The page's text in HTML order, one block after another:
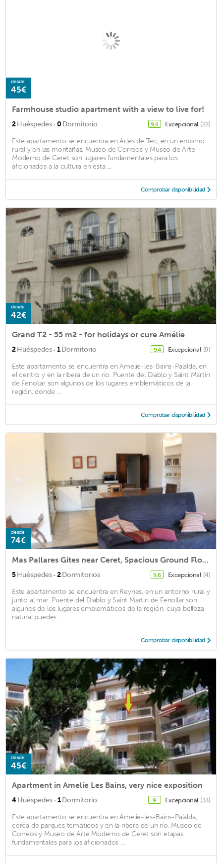
desde
45€
Farmhouse studio apartment with a view to live for!
2Huéspedes · 0 Dormitorio 9,4 Excepcional (22)
Este apartamento se encuentra en Arles de Tec, en un entorno
rural y en las montañas. Museo de Correos y Museo de Arte
Moderno de Ceret son lugares fundamentales para los
aficionados a la cultura en esta ...
Comprobar disponibilidad
desde
42€
Grand T2 - 55 m2 - for holidays or cure Amélie
2Huéspedes · 1Dormitorio 9,4 Excepcional (9)
Este apartamento se encuentra en Amelie-les-Bains-Palalda, en
el centro y en la ribera de un río. Puente del Diablo y Saint Martin
de Fenollar son algunos de los lugares emblemáticos de la
región, donde ...
Comprobar disponibilidad
desde
74€
Mas Pallares Gites near Ceret, Spacious Ground Floor Apartment
5Huéspedes · 2Dormitorios 9,6 Excepcional (4)
Este apartamento se encuentra en Reynes, en un entorno rural y
junto al mar. Puente del Diablo y Saint Martin de Fenollar son
algunos de los lugares emblemáticos de la región, cuya belleza
natural puedes ...
Comprobar disponibilidad
desde
45€
Apartment in Amelie Les Bains, very nice exposition
4Huéspedes · 1Dormitorio 9 Excepcional (33)
Este apartamento se encuentra en Amelie-les-Bains-Palalda,
cerca de parques temáticos y en la ribera de un río. Museo de
Correos y Museo de Arte Moderno de Ceret son etapas
fundamentales para los aficionados ...